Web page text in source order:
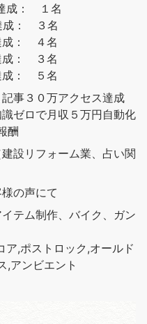
成： １名
成： ３名
成： ４名
成： ３名
成： ５名
事３０万アクセス達成
ゼロで月収５万円自動化
酬
設リフォーム業、占い関
の声にて
テム制作、バイク、ガン
ア,ポストロック,オールド
,アンビエント